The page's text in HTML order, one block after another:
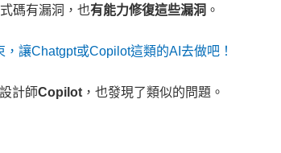
碼有漏洞，也有能力修復這些漏洞 。
讓Chatgpt或Copilot這類的AI去做吧！
計師Copilot ，也發現了類似的問題。